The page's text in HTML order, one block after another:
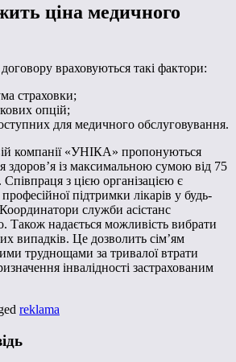
ціна медичного
враховуються такі фактори:
страховки;
опцій;
для медичного обслуговування.
компанії «УНІКА» пропонуються
здоров’я із максимальною сумою від 75
з цією організацією є
підтримки лікарів у будь-
служби асістанс
Також надається можливість вибрати
випадків. Це дозволить сім’ям
труднощами за тривалої втрати
інвалідності застрахованим
reklama